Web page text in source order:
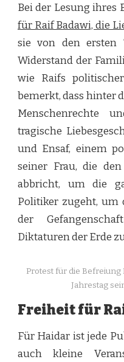
Bei der Lesung ihres
für Raif Badawi, die
sie von den ersten
Widerstand der
wie Raifs
bemerkt, dass hinter
Menschenrechte
tragische
und Ensaf, einem
seiner Frau, die
abbricht, um die
Politiker zugeht, um
der
Diktaturen der Erde
Protest für die Befreiung
Jahrestag
Freiheit für
Für Haidar ist jede
auch kleine